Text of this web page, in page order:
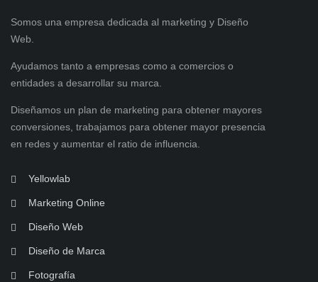
Somos una empresa dedicada al marketing y Diseño
Web.
Ayudamos tanto a empresas como a comercios o
entidades a desarrollar su marca.
Diseñamos un plan de marketing para obtener mayores
conversiones, trabajamos para obtener mayor presencia
en redes y aumentar el ratio de influencia.
Yellowlab
Marketing Online
Diseño Web
Diseño de Marca
Fotografía